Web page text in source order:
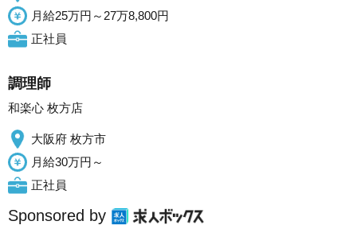
月給25万円～27万8,800円
正社員
調理師
和楽心 枚方店
大阪府 枚方市
月給30万円～
正社員
Sponsored by